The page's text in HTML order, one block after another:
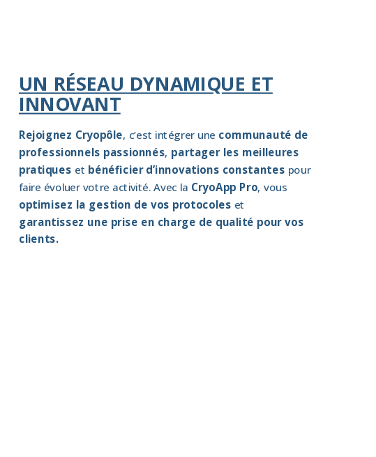
UN RÉSEAU DYNAMIQUE ET
INNOVANT
Rejoignez Cryopôle, c’est intégrer une communauté de
professionnels passionnés, partager les meilleures
pratiques et bénéficier d’innovations constantes pour
faire évoluer votre activité. Avec la CryoApp Pro, vous
optimisez la gestion de vos protocoles et
garantissez une prise en charge de qualité pour vos
clients.